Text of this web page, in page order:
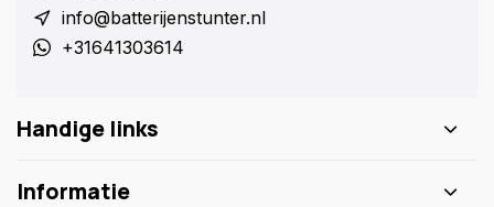
info@batterijenstunter.nl
+31641303614
Handige links
Informatie